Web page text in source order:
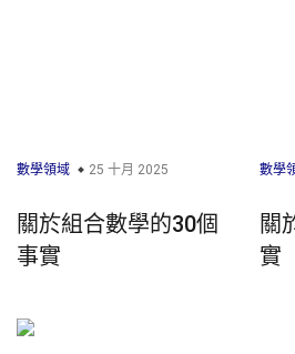
數學領域 25 十月 2025
關於組合數學的30個
事實
數學
關
實